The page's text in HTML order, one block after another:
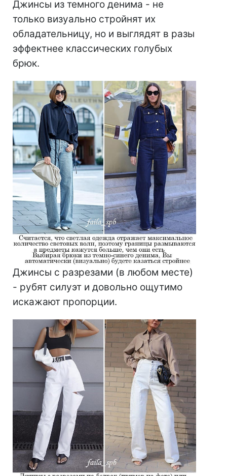
Джинсы из темного денима - не
только визуально стройнят их
обладательницу, но и выглядят в разы
эффектнее классических голубых
брюк.
Джинсы с разрезами (в любом месте)
- рубят силуэт и довольно ощутимо
искажают пропорции.